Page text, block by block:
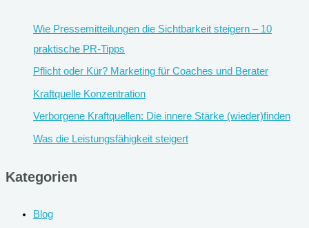
Wie Pressemitteilungen die Sichtbarkeit steigern – 10
praktische PR-Tipps
Pflicht oder Kür? Marketing für Coaches und Berater
Kraftquelle Konzentration
Verborgene Kraftquellen: Die innere Stärke (wieder)finden
Was die Leistungsfähigkeit steigert
Kategorien
Blog